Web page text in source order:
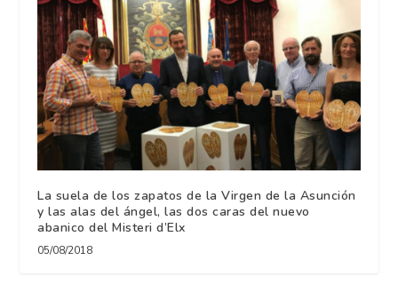
La suela de los zapatos de la Virgen de la Asunción
y las alas del ángel, las dos caras del nuevo
abanico del Misteri d’Elx
05/08/2018